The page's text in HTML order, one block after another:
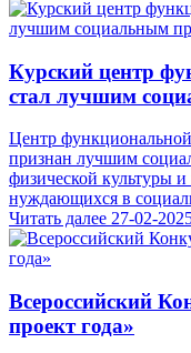
Курский центр
стал лучшим
Центр
признан лучшим
физической культуры
нуждающихся в
Читать далее 27-02-
Всероссийский
проект года»